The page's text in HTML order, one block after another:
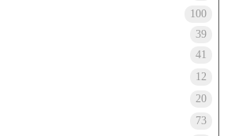
100
39
41
12
20
73